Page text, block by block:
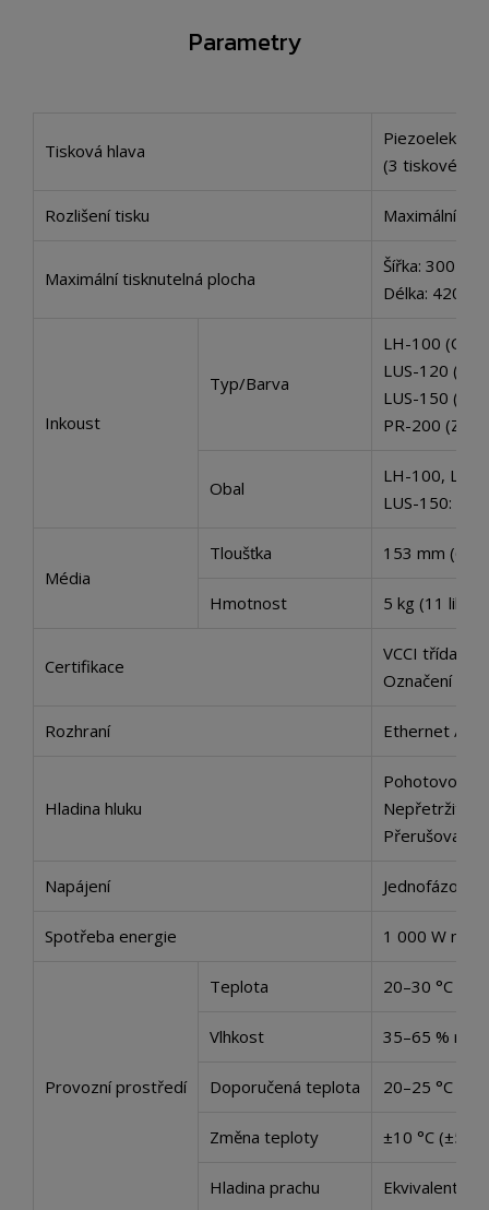
Parametry
Tisková hlava
(3 tiskové
Rozlišení tisku Maximální:
Maximální tisknutelná plocha
Šířka: 300 mm
Délka: 420
Inkoust
Typ/Barva
LH-100 (C,
LUS-120 (C,
LUS-150 (C,
PR-200
Obal
LH-100,
LUS-150:
Média
Tloušťka 153 mm (6
Hmotnost 5 kg (11
Certifikace
VCCI třída A
Označení CE
Rozhraní Ethernet /
Hladina hluku
Pohotovostní
Nepřetržitý
Přerušovaný
Napájení Jednofázové
Spotřeba energie 1 000 W
Provozní prostředí
Teplota 20–30 °C
Vlhkost 35–65 %
Doporučená teplota 20–25 °C
Změna teploty ±10 °C (±50
Hladina prachu Ekvivalent